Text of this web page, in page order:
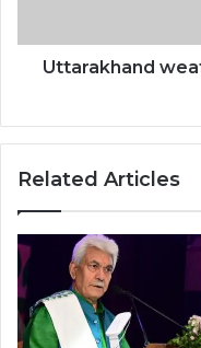
Uttarakhand
Related Articles